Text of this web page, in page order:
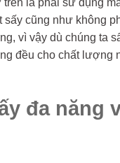
trên là phải sử dụng
cũng như không
vì vậy dù chúng ta
đều cho chất
đa năng